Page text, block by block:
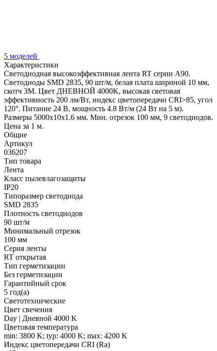
5 моделей
Характеристики
Светодиодная высокоэффективная лента RT серии A90.
Светодиоды SMD 2835, 90 шт/м, белая плата шириной 10 мм,
скотч 3M. Цвет ДНЕВНОЙ 4000K, высокая световая
эффективность 200 лм/Вт, индекс цветопередачи CRI>85, угол
120°. Питание 24 В, мощность 4.8 Вт/м (24 Вт на 5 м).
Размеры 5000x10x1.6 мм. Мин. отрезок 100 мм, 9 светодиодов.
Цена за 1 м.
Общие
Артикул
036207
Тип товара
Лента
Класс пылевлагозащиты
IP20
Типоразмер светодиода
SMD 2835
Плотность светодиодов
90 шт/м
Минимальный отрезок
100 мм
Серия ленты
RT открытая
Тип герметизации
Без герметизации
Гарантийный срок
5 год(а)
Светотехнические
Цвет свечения
Day | Дневной 4000 K
Цветовая температура
min: 3800 K; typ: 4000 K; max: 4200 K
Индекс цветопередачи CRI (Ra)